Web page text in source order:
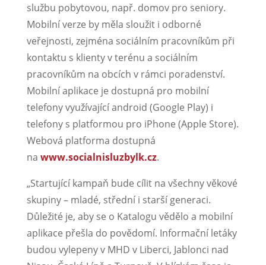
službu pobytovou, např. domov pro seniory.
Mobilní verze by měla sloužit i odborné
veřejnosti, zejména sociálním pracovníkům při
kontaktu s klienty v terénu a sociálním
pracovníkům na obcích v rámci poradenství.
Mobilní aplikace je dostupná pro mobilní
telefony využívající android (Google Play) i
telefony s platformou pro iPhone (Apple Store).
Webová platforma dostupná
na www.socialnisluzbylk.cz.
„Startující kampaň bude cílit na všechny věkové
skupiny – mladé, střední i starší generaci.
Důležité je, aby se o Katalogu vědělo a mobilní
aplikace přešla do povědomí. Informační letáky
budou vylepeny v MHD v Liberci, Jablonci nad